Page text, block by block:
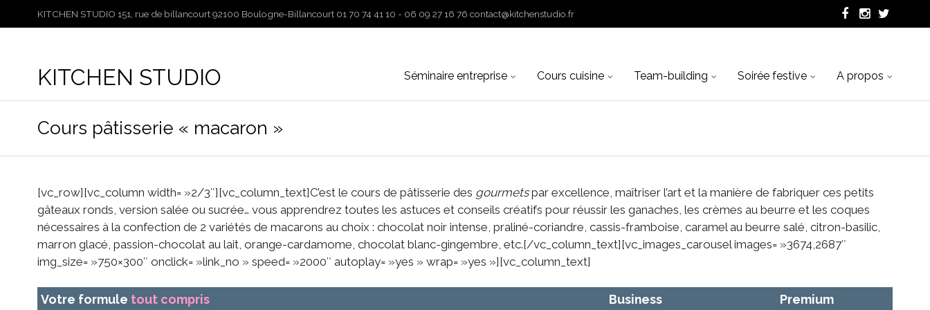
KITCHEN STUDIO 151, rue de billancourt 92100 Boulogne-Billancourt 01 70 74 41 10 - 06 09 27 16 76 contact@kitchenstudio.fr
KITCHEN STUDIO Séminaire entreprise Cours cuisine Team-building Soirée festive A propos
Skip
to
Cours pâtisserie « macaron »
[vc_row][vc_column width= »2/3″][vc_column_text]C’est le cours de pâtisserie des gourmetspar excellence, maîtriser l’art et la manière de fabriquer ces petits
gâteaux ronds, version salée ou sucrée… vous apprendrez toutes les astuces et conseils créatifs pour réussir les ganaches, les crèmes au beurre et les coques
nécessaires à la confection de 2 variétés de macarons au choix : chocolat noir intense, praliné-coriandre, cassis-framboise, caramel au beurre salé, citron-basilic,
marron glacé, passion-chocolat au lait, orange-cardamome, chocolat blanc-gingembre, etc.[/vc_column_text][vc_images_carousel images= »3674,2687″
img_size= »750×300″ onclick= »link_no » speed= »2000″ autoplay= »yes » wrap= »yes »][vc_column_text]
Votre formule tout compris Business Premium